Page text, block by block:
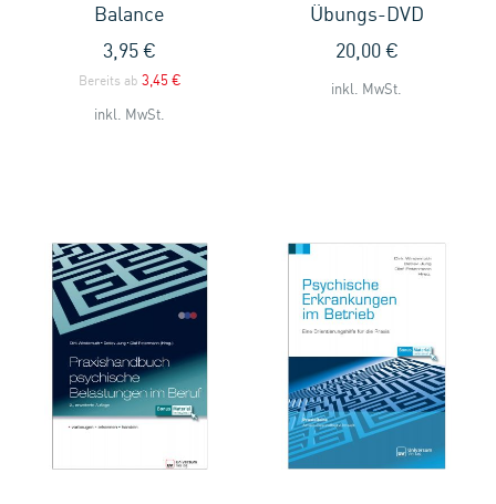
Balance
3,95 €
Bereits ab 3,45 €
inkl. MwSt.
Übungs-DVD
20,00 €
inkl. MwSt.